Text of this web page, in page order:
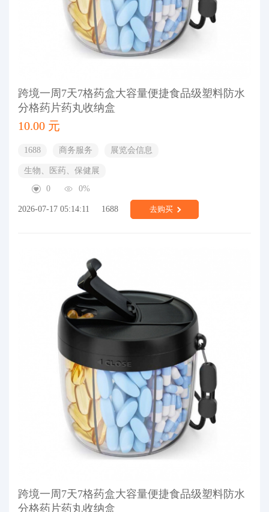
跨境一周7天7格药盒大容量便捷食品级塑料防水
分格药片药丸收纳盒
10.00 元
1688 商务服务 展览会信息
生物、医药、保健展
0
0%
2026-07-17 05:14:11 1688 去购买
跨境一周7天7格药盒大容量便捷食品级塑料防水
分格药片药丸收纳盒